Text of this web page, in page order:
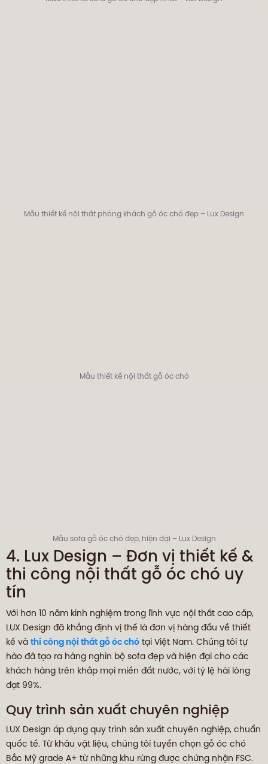
Mẫu thiết kế nội thất phòng khách gỗ óc chó đẹp – Lux Design
Mẫu thiết kế nội thất gỗ óc chó
Mẫu sofa gỗ óc chó đẹp, hiện đại – Lux Design
4. Lux Design – Đơn vị thiết kế &
thi công nội thất gỗ óc chó uy
tín
Với hơn 10 năm kinh nghiệm trong lĩnh vực nội thất cao cấp,
LUX Design đã khẳng định vị thế là đơn vị hàng đầu về thiết
kế và thi công nội thất gỗ óc chó tại Việt Nam. Chúng tôi tự
hào đã tạo ra hàng nghìn bộ sofa đẹp và hiện đại cho các
khách hàng trên khắp mọi miền đất nước, với tỷ lệ hài lòng
đạt 99%.
Quy trình sản xuất chuyên nghiệp
LUX Design áp dụng quy trình sản xuất chuyên nghiệp, chuẩn
quốc tế. Từ khâu vật liệu, chúng tôi tuyển chọn gỗ óc chó
Bắc Mỹ grade A+ từ những khu rừng được chứng nhận FSC.